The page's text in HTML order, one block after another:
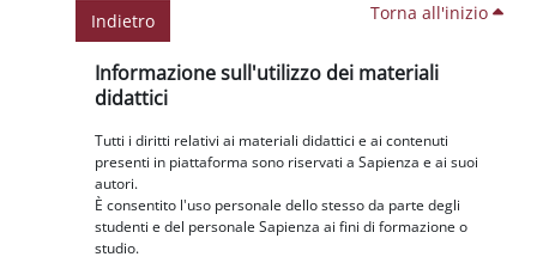
Indietro Torna all'inizio
Blocchi
Informazione sull'utilizzo dei materiali
didattici
Tutti i diritti relativi ai materiali didattici e ai contenuti
presenti in piattaforma sono riservati a Sapienza e ai suoi
autori.
È consentito l'uso personale dello stesso da parte degli
studenti e del personale Sapienza ai fini di formazione o
studio.